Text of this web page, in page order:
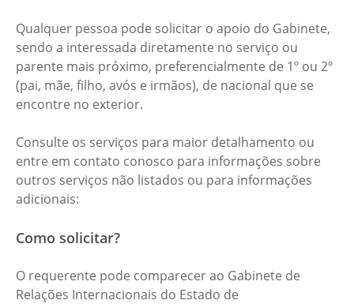
Qualquer pessoa pode solicitar o apoio do Gabinete,
sendo a interessada diretamente no serviço ou
parente mais próximo, preferencialmente de 1º ou 2º
(pai, mãe, filho, avós e irmãos), de nacional que se
encontre no exterior.
Consulte os serviços para maior detalhamento ou
entre em contato conosco para informações sobre
outros serviços não listados ou para informações
adicionais:
Como solicitar?
O requerente pode comparecer ao Gabinete de
Relações Internacionais do Estado de